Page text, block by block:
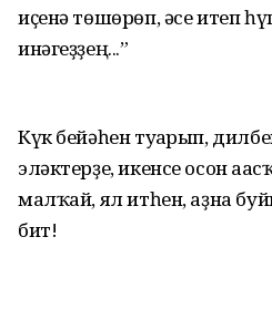
иҫенә төшөрөп, әсе итеп
инәгеҙҙең...”
Күк бейәһен туғарып,
эләктерҙе, икенсе осон
малҡай, ял итһен, аҙна
бит!